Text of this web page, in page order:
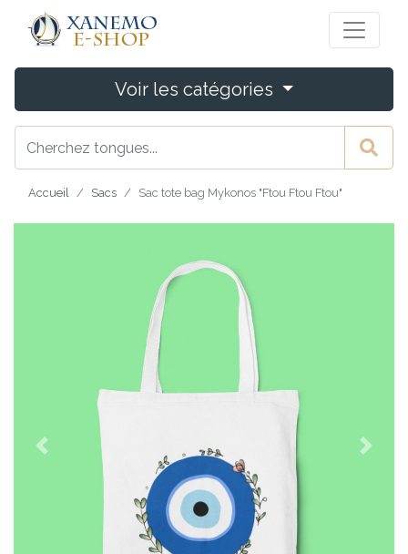
Voir les catégories
Accueil Sacs Sac tote bag Mykonos "Ftou Ftou Ftou"
Avant Apres